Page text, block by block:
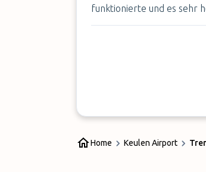
funktionierte und es sehr
Home Keulen Airport